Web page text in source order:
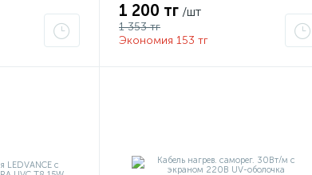
1 200 тг /шт
1 353 тг
Экономия 153 тг